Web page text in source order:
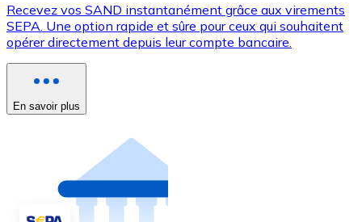
Recevez vos SAND instantanément grâce aux virements
SEPA. Une option rapide et sûre pour ceux qui souhaitent
opérer directement depuis leur compte bancaire.
En savoir plus